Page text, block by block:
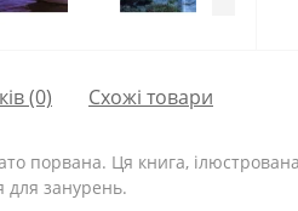
(0) Схожі товари
порвана. Ця книга,
для занурень.